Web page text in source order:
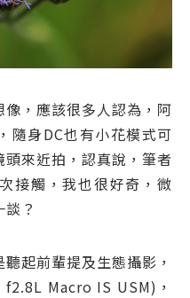
，應該很多人認為，阿
隨身DC也有小花模式可
來近拍，認真說，筆者
接觸，我也很好奇，微
？
起前輩提及生態攝影，
Macro IS USM)，